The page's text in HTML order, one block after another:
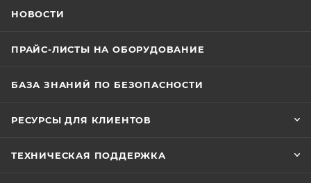
НОВОСТИ
ПРАЙС-ЛИСТЫ НА ОБОРУДОВАНИЕ
БАЗА ЗНАНИЙ ПО БЕЗОПАСНОСТИ
РЕСУРСЫ ДЛЯ КЛИЕНТОВ
ТЕХНИЧЕСКАЯ ПОДДЕРЖКА